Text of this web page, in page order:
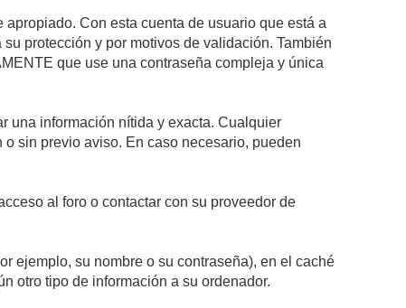
Con esta cuenta de usuario que está a
protección y por motivos de validación. También
que use una contraseña compleja y única
una información nítida y exacta. Cualquier
sin previo aviso. En caso necesario, pueden
al foro o contactar con su proveedor de
ejemplo, su nombre o su contraseña), en el caché
otro tipo de información a su ordenador.